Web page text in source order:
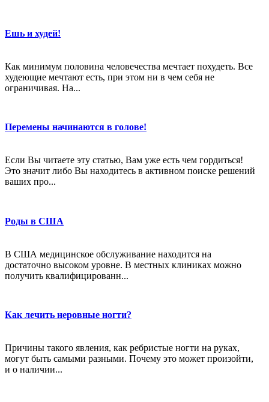
Ешь и худей!
Как минимум половина человечества мечтает похудеть. Все
худеющие мечтают есть, при этом ни в чем себя не
ограничивая. На...
Перемены начинаются в голове!
Если Вы читаете эту статью, Вам уже есть чем гордиться!
Это значит либо Вы находитесь в активном поиске решений
ваших про...
Роды в США
В США медицинское обслуживание находится на
достаточно высоком уровне. В местных клиниках можно
получить квалифицированн...
Как лечить неровные ногти?
Причины такого явления, как ребристые ногти на руках,
могут быть самыми разными. Почему это может произойти,
и о наличии...